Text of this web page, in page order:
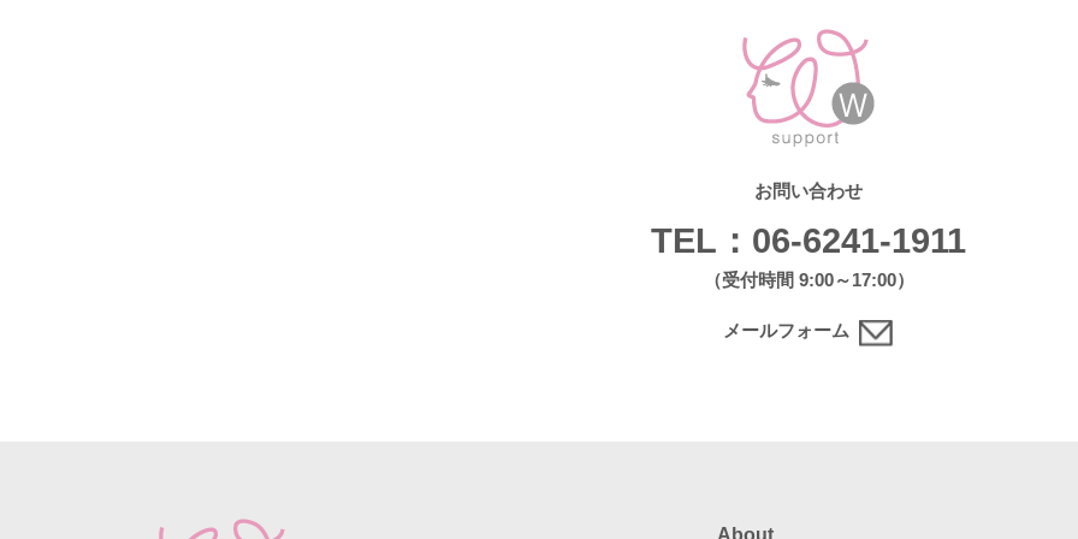
お問い合わせ
TEL：06-6241-1911
（受付時間 9:00～17:00）
メールフォーム